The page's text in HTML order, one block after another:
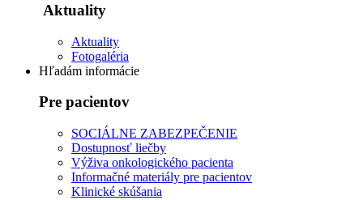
Aktuality
Aktuality
Fotogaléria
Hľadám informácie
Pre pacientov
SOCIÁLNE ZABEZPEČENIE
Dostupnosť liečby
Výživa onkologického pacienta
Informačné materiály pre pacientov
Klinické skúšania